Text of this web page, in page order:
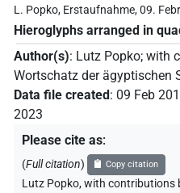
L. Popko, Erstaufnahme, 09.
Hieroglyphs arranged in
Author(s): Lutz Popko; with
Wortschatz der ägyptischen
Data file created: 09 Feb
2023
Please cite as:
(Full citation) Copy citation
Lutz Popko,with contributions